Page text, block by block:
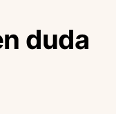
duda